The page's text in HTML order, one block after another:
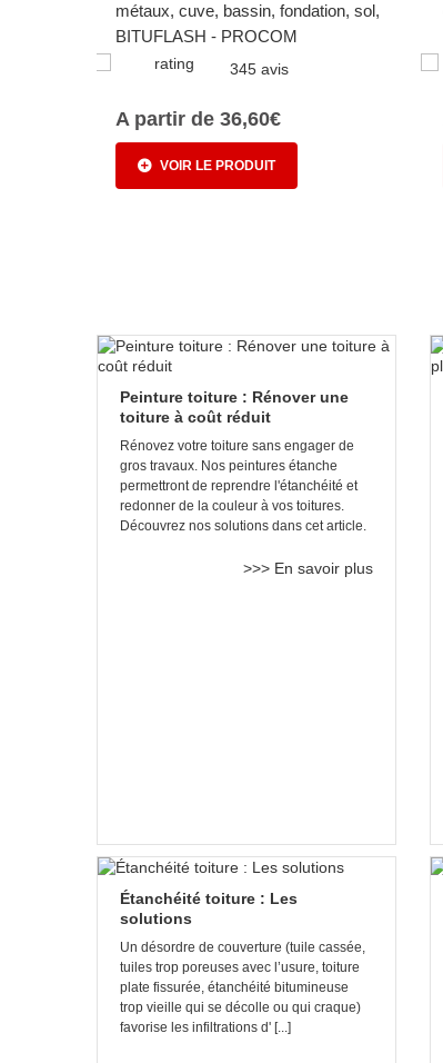
métaux, cuve, bassin, fondation, sol,
BITUFLASH - PROCOM
345 avis
A partir de 36,60€
VOIR LE PRODUIT
Peinture toiture : Rénover une
toiture à coût réduit
Rénovez votre toiture sans engager de
gros travaux. Nos peintures étanche
permettront de reprendre l'étanchéité et
redonner de la couleur à vos toitures.
Découvrez nos solutions dans cet article.
>>> En savoir plus
Étanchéité toiture : Les
solutions
Un désordre de couverture (tuile cassée,
tuiles trop poreuses avec l’usure, toiture
plate fissurée, étanchéité bitumineuse
trop vieille qui se décolle ou qui craque)
favorise les infiltrations d' [...]